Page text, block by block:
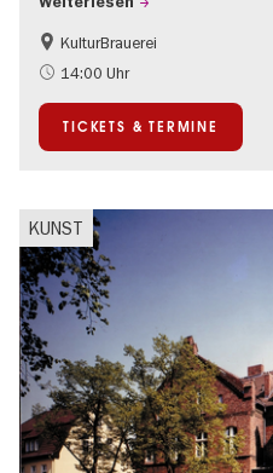
Barrierefrei
Going local Berlin
Open Air
KulturBrauerei
14:00 Uhr
TICKETS & TERMINE
KUNST